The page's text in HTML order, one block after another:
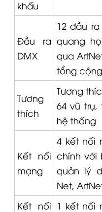
khấu
Đầu ra
DMX
12 đầu
quang
qua
tổng
Tương
thích
Tương
64 vũ trụ,
hệ thống
Kết nối
mạng
4 kết nối
chính với
quản lý
Net,
Kết nối 1 kết nối